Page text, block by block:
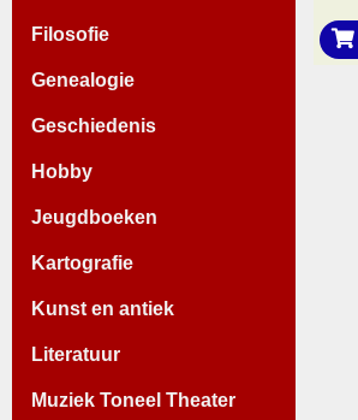
Filosofie
Genealogie
Geschiedenis
Hobby
Jeugdboeken
Kartografie
Kunst en antiek
Literatuur
Muziek Toneel Theater